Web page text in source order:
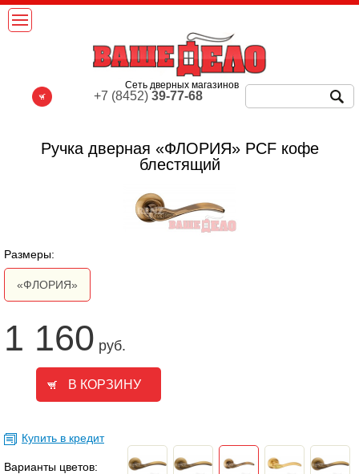
Ручка дверная «ФЛОРИЯ» PCF кофе
блестящий
Размеры:
«ФЛОРИЯ»
1 160 руб.
Купить в кредит
Варианты цветов:
Сеть дверных магазинов
+7 (8452)39-77-68